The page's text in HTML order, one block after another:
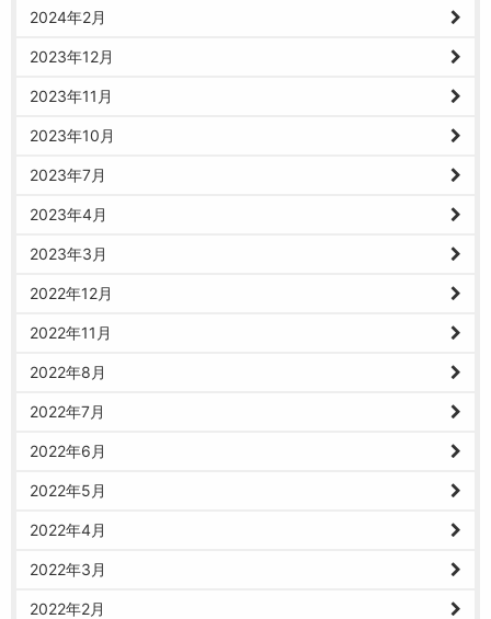
2024年2月
2023年12月
2023年11月
2023年10月
2023年7月
2023年4月
2023年3月
2022年12月
2022年11月
2022年8月
2022年7月
2022年6月
2022年5月
2022年4月
2022年3月
2022年2月